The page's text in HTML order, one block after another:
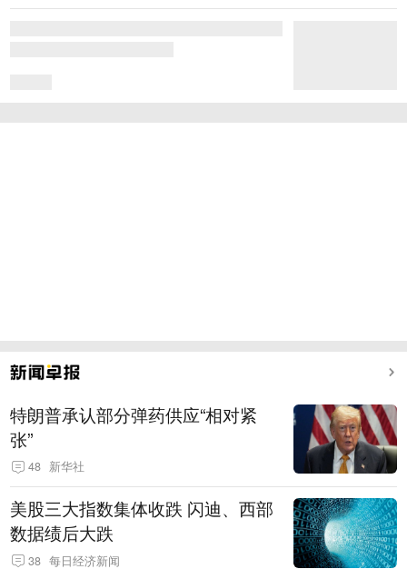
特朗普承认部分弹药供应“相对紧
张”
48 新华社
美股三大指数集体收跌 闪迪、西部
数据绩后大跌
38 每日经济新闻